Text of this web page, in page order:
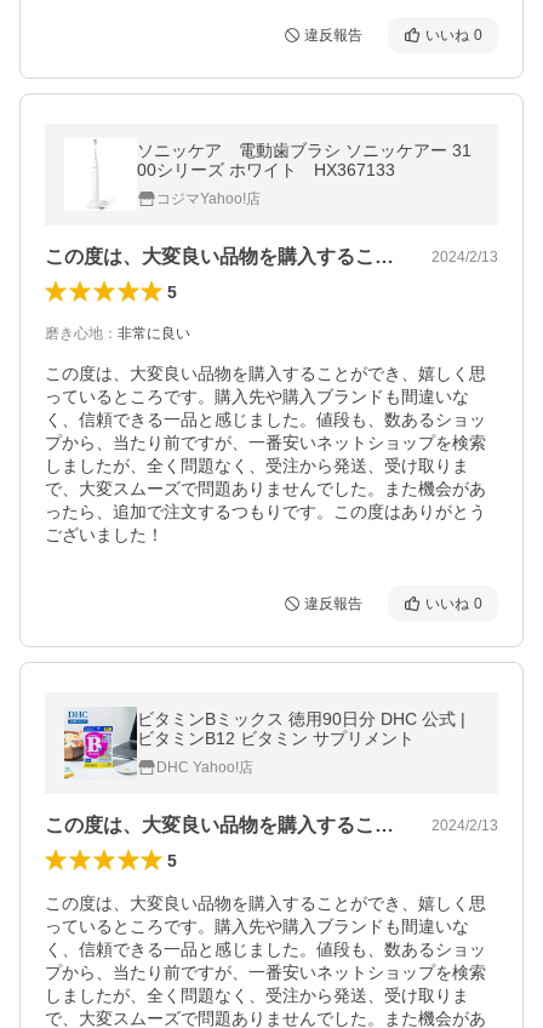
違反報告 いいね 0
ソニッケア 電動歯ブラシ ソニッケアー 31
00シリーズ ホワイト HX367133
コジマYahoo!店
この度は、大変良い品物を購入することが… 2024/2/13
5
磨き心地 ： 非常に良い
この度は、大変良い品物を購入することができ、嬉しく思
っているところです。購入先や購入ブランドも間違いな
く、信頼できる一品と感じました。値段も、数あるショッ
プから、当たり前ですが、一番安いネットショップを検索
しましたが、全く問題なく、受注から発送、受け取りま
で、大変スムーズで問題ありませんでした。また機会があ
ったら、追加で注文するつもりです。この度はありがとう
ございました！
違反報告 いいね 0
ビタミンBミックス 徳用90日分 DHC 公式 |
ビタミンB12 ビタミン サプリメント
DHC Yahoo!店
この度は、大変良い品物を購入することが… 2024/2/13
5
この度は、大変良い品物を購入することができ、嬉しく思
っているところです。購入先や購入ブランドも間違いな
く、信頼できる一品と感じました。値段も、数あるショッ
プから、当たり前ですが、一番安いネットショップを検索
しましたが、全く問題なく、受注から発送、受け取りま
で、大変スムーズで問題ありませんでした。また機会があ